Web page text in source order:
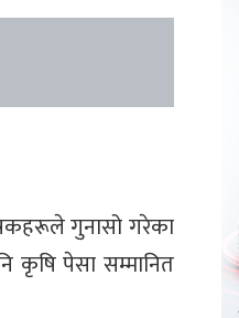
गुनासो गरेका
कृषि पेसा सम्मानित